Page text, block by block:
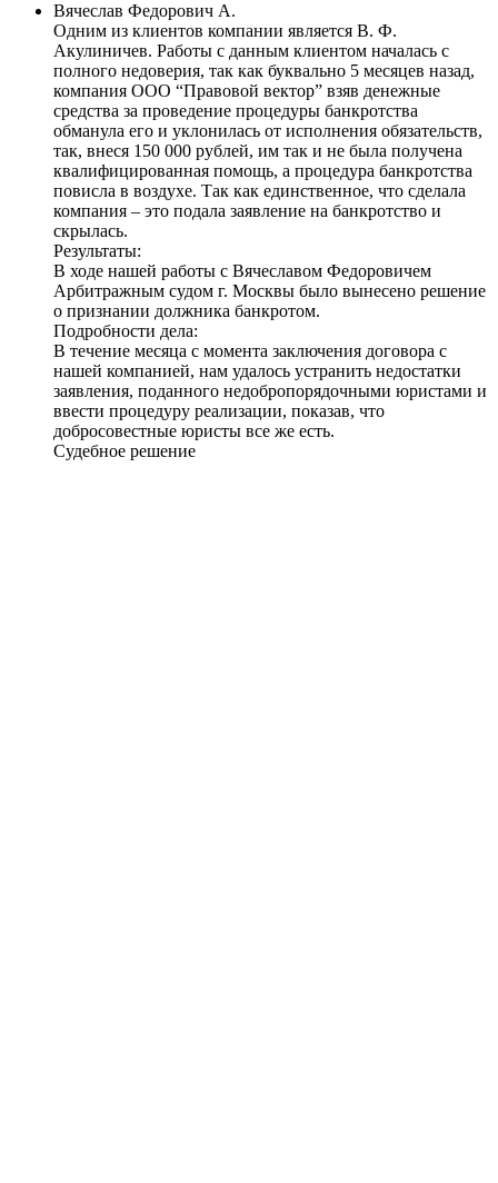
Вячеслав Федорович А.
Одним из клиентов компании является В. Ф.
Акулиничев. Работы с данным клиентом началась с
полного недоверия, так как буквально 5 месяцев назад,
компания ООО “Правовой вектор” взяв денежные
средства за проведение процедуры банкротства
обманула его и уклонилась от исполнения обязательств,
так, внеся 150 000 рублей, им так и не была получена
квалифицированная помощь, а процедура банкротства
повисла в воздухе. Так как единственное, что сделала
компания – это подала заявление на банкротство и
скрылась.
Результаты:
В ходе нашей работы с Вячеславом Федоровичем
Арбитражным судом г. Москвы было вынесено решение
о признании должника банкротом.
Подробности дела:
В течение месяца с момента заключения договора с
нашей компанией, нам удалось устранить недостатки
заявления, поданного недобропорядочными юристами и
ввести процедуру реализации, показав, что
добросовестные юристы все же есть.
Судебное решение